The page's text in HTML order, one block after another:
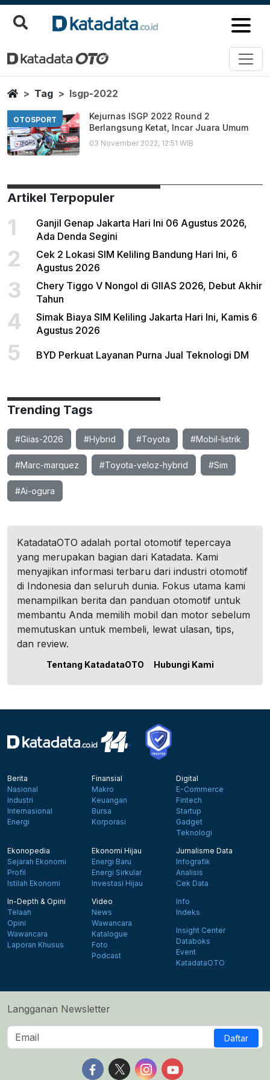
Isgp 2022
Berita Terbaru
HomeTag Isgp-2022
OTOSPORT
Kejurnas ISGP 2022 Round 2
Berlangsung Ketat, Incar Juara Umum
03 November 2022, 12:51 WIB
Artikel Terpopuler
1
Ganjil Genap Jakarta Hari Ini 06 Agustus 2026,
Ada Denda Segini
2
Cek 2 Lokasi SIM Keliling Bandung Hari Ini, 6
Agustus 2026
3
Chery Tiggo V Nongol di GIIAS 2026, Debut Akhir
Tahun
4
Simak Biaya SIM Keliling Jakarta Hari Ini, Kamis 6
Agustus 2026
5 BYD Perkuat Layanan Purna Jual Teknologi DM
Trending Tags
#Giias-2026 #Hybrid #Toyota #Mobil-listrik
#Marc-marquez #Toyota-veloz-hybrid #Sim
#Ai-ogura
KatadataOTO adalah portal otomotif tepercaya
yang merupakan bagian dari Katadata. Kami
menyajikan informasi terbaru dari industri otomotif
di Indonesia dan seluruh dunia. Fokus utama kami
menampilkan berita dan panduan otomotif untuk
membantu Anda memilih mobil dan motor sebelum
memutuskan untuk membeli, lewat ulasan, tips,
dan review.
Tentang KatadataOTO Hubungi Kami
Berita
Nasional
Industri
Internasional
Energi
Finansial
Makro
Keuangan
Bursa
Korporasi
Digital
E-Commerce
Fintech
Startup
Gadget
Teknologi
Ekonopedia
Sejarah Ekonomi
Profil
Istilah Ekonomi
Ekonomi Hijau
Energi Baru
Energi Sirkular
Investasi Hijau
Jurnalisme Data
Infografik
Analisis
Cek Data
In-Depth & Opini
Telaah
Opini
Wawancara
Laporan Khusus
Video
News
Wawancara
Katalogue
Foto
Podcast
Info
Indeks
Insight Center
Databoks
Event
KatadataOTO
Langganan Newsletter
Daftar
Follow us on Facebook
Follow us on X
Follow us on Instagram
Follow us on